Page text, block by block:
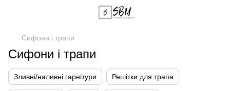
Сифони і трапи
Сифони і трапи
Зливні/наливні гарнітури Решітки для трапа